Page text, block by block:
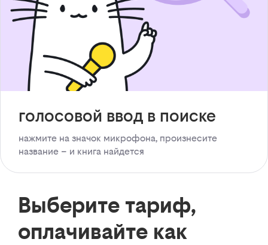
голосовой ввод в поиске
нажмите на значок микрофона, произнесите
название – и книга найдется
Выберите тариф,
оплачивайте как